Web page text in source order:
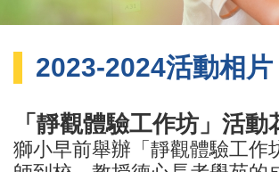
2023-2024活動相片
「靜觀體驗工作坊」活動
獅小早前舉辦「靜觀體驗工作